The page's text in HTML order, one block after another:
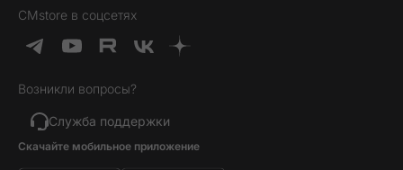
Услуги и софт
Идеи подарков
Товары дня
Выгодные комплекты
Хиты продаж
CMstore в соцсетях
Возникли вопросы?
Служба поддержки
Скачайте мобильное приложение